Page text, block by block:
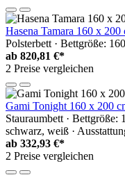
Hasena Tamara 160 x 200
Polsterbett · Bettgröße:
ab 820,81 €*
2 Preise vergleichen
Gami Tonight 160 x 200
Stauraumbett · Bettgröße:
schwarz, weiß ·
ab 332,93 €*
2 Preise vergleichen